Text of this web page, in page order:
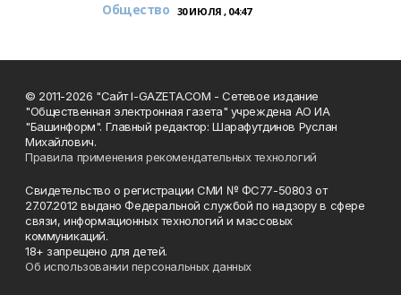
Общество 30 ИЮЛЯ , 04:47
© 2011-2026 "Сайт I-GAZETA.COM - Сетевое издание
"Общественная электронная газета" учреждена АО ИА
"Башинформ". Главный редактор: Шарафутдинов Руслан
Михайлович.
Правила применения рекомендательных технологий
Свидетельство о регистрации СМИ № ФС77-50803 от
27.07.2012 выдано Федеральной службой по надзору в сфере
связи, информационных технологий и массовых
коммуникаций.
18+ запрещено для детей.
Об использовании персональных данных